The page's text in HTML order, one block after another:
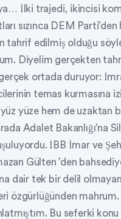
İlki trajedi, ikincisi
sızınca DEM Parti’den
tahrif edilmiş olduğu
Diyelim gerçekten
ortada duruyor:
temas kurmasına
yüze hem de uzaktan
Adalet Bakanlığı’na
İBB İmar ve
Gülten ’den
dair tek bir delil
özgürlüğünden
Bu seferki